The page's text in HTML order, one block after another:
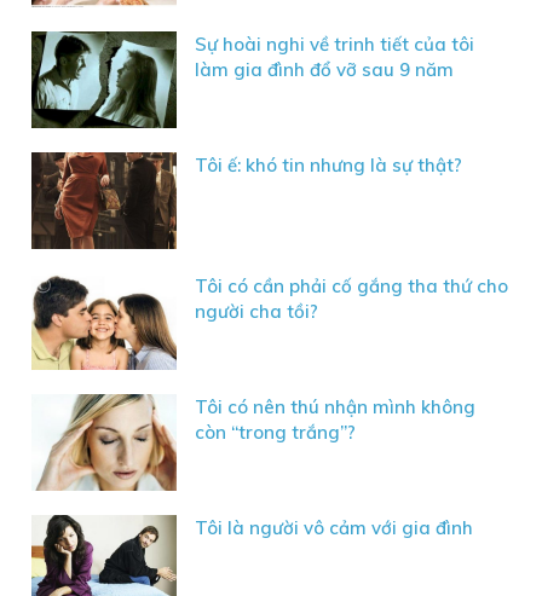
Sự hoài nghi về trinh tiết của tôi
làm gia đình đổ vỡ sau 9 năm
Tôi ế: khó tin nhưng là sự thật?
Tôi có cần phải cố gắng tha thứ cho
người cha tồi?
Tôi có nên thú nhận mình không
còn “trong trắng”?
Tôi là người vô cảm với gia đình